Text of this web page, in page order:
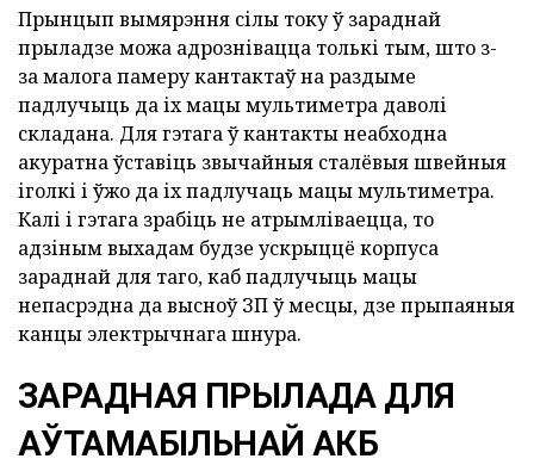
Прынцып вымярэння сілы току ў зараднай
прыладзе можа адрознівацца толькі тым, што з-
за малога памеру кантактаў на раздыме
падлучыць да іх мацы мультиметра даволі
складана. Для гэтага ў кантакты неабходна
акуратна ўставіць звычайныя сталёвыя швейныя
іголкі і ўжо да іх падлучаць мацы мультиметра.
Калі і гэтага зрабіць не атрымліваецца, то
адзіным выхадам будзе ускрыццё корпуса
зараднай для таго, каб падлучыць мацы
непасрэдна да высноў ЗП ў месцы, дзе прыпаяныя
канцы электрычнага шнура.
ЗАРАДНАЯ ПРЫЛАДА ДЛЯ
АЎТАМАБІЛЬНАЙ АКБ